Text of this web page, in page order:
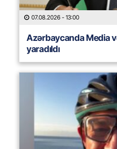
07.08.2026 - 13:00
Azərbaycanda Media
yaradıldı